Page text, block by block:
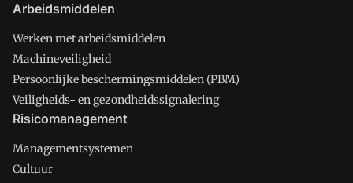
Arbeidsmiddelen
Werken met arbeidsmiddelen
Machineveiligheid
Persoonlijke beschermingsmiddelen (PBM)
Veiligheids- en gezondheidssignalering
Risicomanagement
Managementsystemen
Cultuur